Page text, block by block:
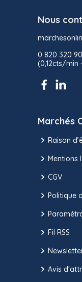
Nous
0 820 320
(0,12cts/min
Marchés
Raison
Mentions
CGV
Politique
Fil RSS
Avis